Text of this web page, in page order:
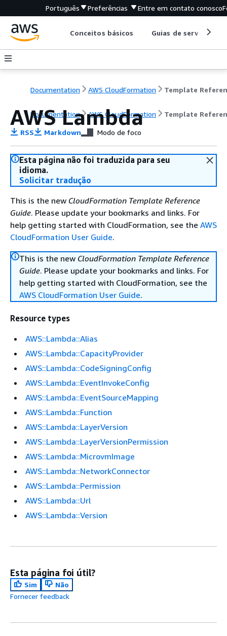
Português Preferências Entre em contato conosco
Conceitos básicos Guias de serviço
Documentation AWS CloudFormation Template
Documentation AWS CloudFormation Template
AWS Lambda
RSS Markdown Modo de foco
Esta página não foi traduzida para seu
idioma.
Solicitar tradução
This is the new CloudFormation Template Reference
Guide. Please update your bookmarks and links. For
help getting started with CloudFormation, see the AWS
CloudFormation User Guide.
This is the new CloudFormation Template Reference
Guide. Please update your bookmarks and links. For
help getting started with CloudFormation, see the
AWS CloudFormation User Guide.
Resource types
AWS::Lambda::Alias
AWS::Lambda::CapacityProvider
AWS::Lambda::CodeSigningConfig
AWS::Lambda::EventInvokeConfig
AWS::Lambda::EventSourceMapping
AWS::Lambda::Function
AWS::Lambda::LayerVersion
AWS::Lambda::LayerVersionPermission
AWS::Lambda::MicrovmImage
AWS::Lambda::NetworkConnector
AWS::Lambda::Permission
AWS::Lambda::Url
AWS::Lambda::Version
Esta página foi útil?
Sim
Não
Fornecer feedback